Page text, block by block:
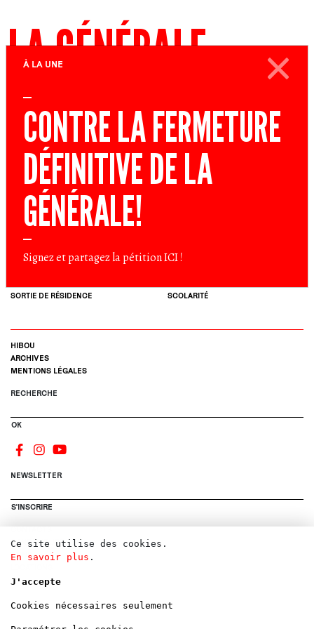
LA GÉNÉRALE
ARCHIVES MENU
PROJET
DATES
NATURE
ATELIERS D’ÉCRITURE ET ÉDUCATION
POPULAIRE
SORTIE DE RÉSIDENCE
SCOLARITÉ
HIBOU
ARCHIVES
MENTIONS LÉGALES
RECHERCHE
OK
NEWSLETTER
S'INSCRIRE
CONTACTS
CANDIDATURE
DONS
À LA UNE
CONTRE LA FERMETURE
DÉFINITIVE DE LA
GÉNÉRALE!
Signez et partagez la pétitionICI!
Ce site utilise des cookies.
En savoir plus .
J'accepte
Cookies nécessaires seulement